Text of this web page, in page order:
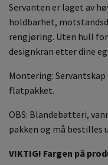
Servanten er laget av
holdbarhet,
rengjøring. Uten hull
designkran etter dine
Montering:
flatpakket.
OBS: Blandebatteri,
pakken og må bestilles
VIKTIG! Fargen på